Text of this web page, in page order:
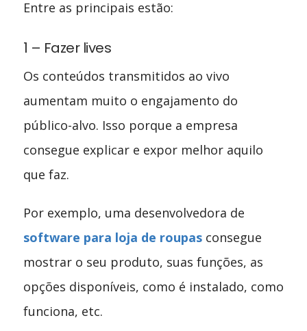
Entre as principais estão:
1 – Fazer lives
Os conteúdos transmitidos ao vivo
aumentam muito o engajamento do
público-alvo. Isso porque a empresa
consegue explicar e expor melhor aquilo
que faz.
Por exemplo, uma desenvolvedora de
software para loja de roupasconsegue
mostrar o seu produto, suas funções, as
opções disponíveis, como é instalado, como
funciona, etc.